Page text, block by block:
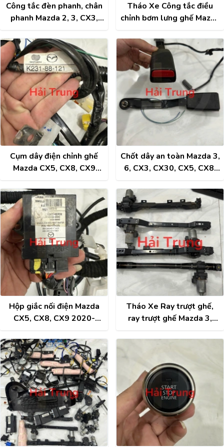
Công tắc đèn phanh, chân
phanh Mazda 2, 3, CX3,
Tháo Xe
Tháo Xe Công tắc điều
chỉnh bơm lưng ghế Mazda
2019-2026
Cụm dây điện chỉnh ghế
Mazda CX5, CX8, CX9
K23188121
Chốt dây an toàn Mazda 3,
6, CX3, CX30, CX5, CX8,
DHA957620
Hộp giắc nối điện Mazda
CX5, CX8, CX9 2020-
K20188092
Tháo Xe Ray trượt ghế,
ray trượt ghế Mazda 3,
CX30, 6